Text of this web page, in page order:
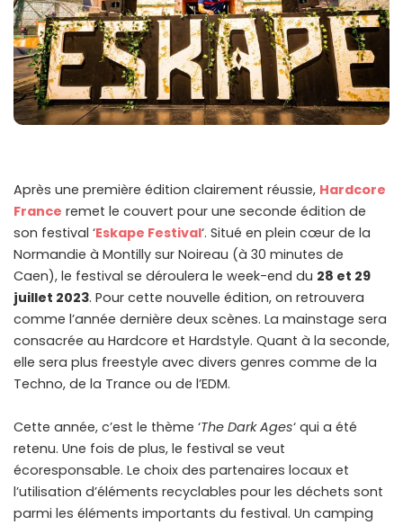
Après une première édition clairement réussie, Hardcore
France remet le couvert pour une seconde édition de
son festival ‘Eskape Festival‘. Situé en plein cœur de la
Normandie à Montilly sur Noireau (à 30 minutes de
Caen), le festival se déroulera le week-end du 28 et 29
juillet 2023. Pour cette nouvelle édition, on retrouvera
comme l’année dernière deux scènes. La mainstage sera
consacrée au Hardcore et Hardstyle. Quant à la seconde,
elle sera plus freestyle avec divers genres comme de la
Techno, de la Trance ou de l’EDM.
Cette année, c’est le thème ‘The Dark Ages‘ qui a été
retenu. Une fois de plus, le festival se veut
écoresponsable. Le choix des partenaires locaux et
l’utilisation d’éléments recyclables pour les déchets sont
parmi les éléments importants du festival. Un camping